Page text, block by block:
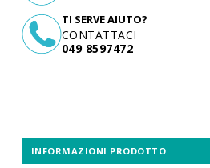
TI SERVE AIUTO?
CONTATTACI
049 8597472
INFORMAZIONI PRODOTTO